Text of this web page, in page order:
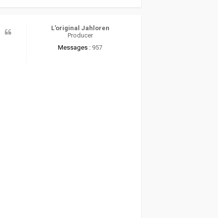
L'original Jahloren
Producer
Messages : 957